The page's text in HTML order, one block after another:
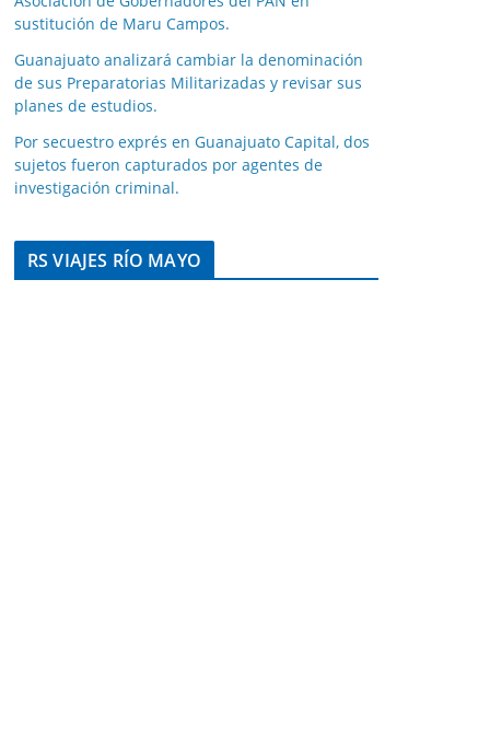
sustitución de Maru Campos.
Guanajuato analizará cambiar la denominación
de sus Preparatorias Militarizadas y revisar sus
planes de estudios.
Por secuestro exprés en Guanajuato Capital, dos
sujetos fueron capturados por agentes de
investigación criminal.
RS VIAJES RÍO MAYO